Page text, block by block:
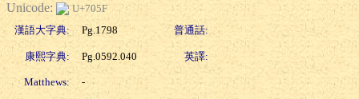
Unicode:
U+705F
漢語大字典:
Pg.1798 普通話:
康熙字典: Pg.0592.040 英譯:
Matthews: -